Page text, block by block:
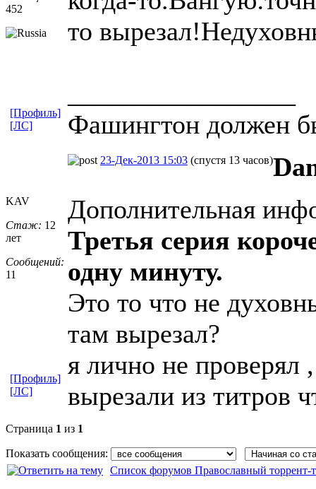
452
то
Фашингтон должен
[Профиль]
[ЛС]
KAV
Стаж: 12
лет
Сообщений:
11
23-Дек-2013 15:03 (спустя 13 часов)
Дополнительная
Третья серия
одну минуту.
Это то что не
там вырезал?
я лично не проверял
вырезали из титров
[Профиль]
[ЛС]
Страница 1 из 1
Показать сообщения:
Список форумов Православный торрент-